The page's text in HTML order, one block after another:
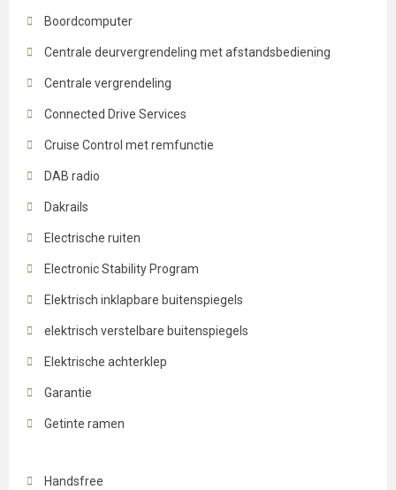
Boordcomputer
Centrale deurvergrendeling met afstandsbediening
Centrale vergrendeling
Connected Drive Services
Cruise Control met remfunctie
DAB radio
Dakrails
Electrische ruiten
Electronic Stability Program
Elektrisch inklapbare buitenspiegels
elektrisch verstelbare buitenspiegels
Elektrische achterklep
Garantie
Getinte ramen
Handsfree